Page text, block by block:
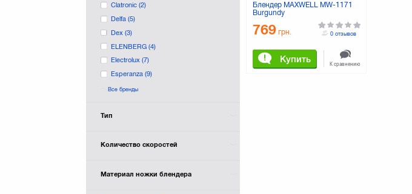
Clatronic(2)
Delfa(5)
Dex(3)
ELENBERG(4)
Electrolux(7)
Esperanza(9)
Gorenje (22)
KALUNAS
Laretti(4)
Все бренды
Тип
Количество скоростей
Материал ножки блендера
Блендер MAXWELL MW-1171
Burgundy
769 грн.
Купить
0 отзывов
К сравнению